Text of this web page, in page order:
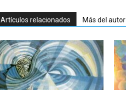
Artículos relacionados Más del autor